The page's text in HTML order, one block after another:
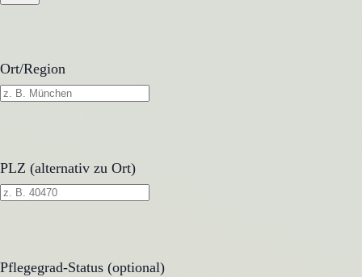
Ort/Region
PLZ (alternativ zu Ort)
Pflegegrad-Status (optional)
Pflegegrad-Status (optional)